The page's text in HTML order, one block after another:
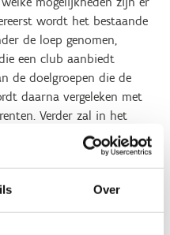
Over
wordt het bestaande
de loep genomen,
een club aanbiedt
de doelgroepen die de
daarna vergeleken met
Verder zal in het
op het identificeren van
de club zich mogelijks
combinatie met een
en opbrengsten. Deze
om een optimale